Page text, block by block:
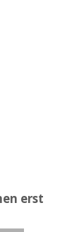
erst